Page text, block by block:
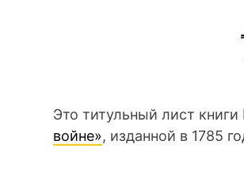
Это титульный лист книги
войне», изданной в 1785